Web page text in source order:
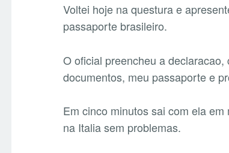
Voltei hoje na questura e
passaporte brasileiro.
O oficial preencheu a
documentos, meu passaporte e
Em cinco minutos sai com ela
na Italia sem problemas.